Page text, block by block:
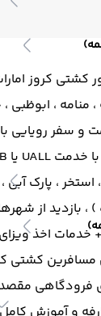
کروز امارات
منامه ، ابوظبی
روز اقامت و سفر
استخر ، پارک
بازدید از
اخذ ویزای
کشتی
فرودگاهی مقصد